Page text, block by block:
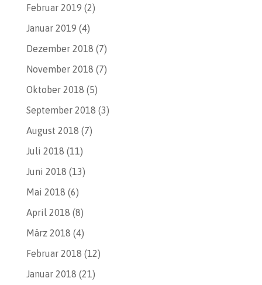
Februar 2019 (2)
Januar 2019 (4)
Dezember 2018 (7)
November 2018 (7)
Oktober 2018 (5)
September 2018 (3)
August 2018 (7)
Juli 2018 (11)
Juni 2018 (13)
Mai 2018 (6)
April 2018 (8)
März 2018 (4)
Februar 2018 (12)
Januar 2018 (21)